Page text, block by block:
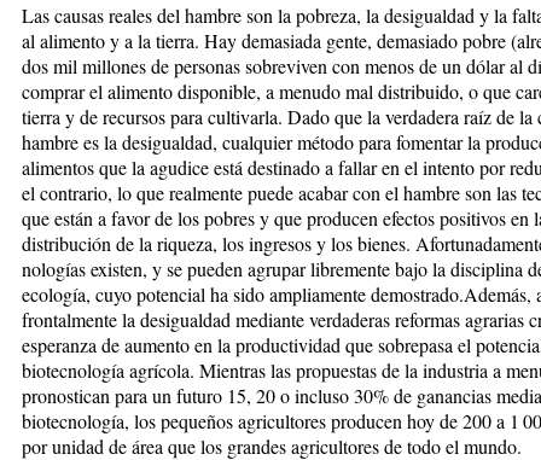
Las causas reales del hambre son la pobreza, la desigualdad y la
al alimento y a la tierra. Hay de­masiada gente, demasiado pobre
dos mil millones de per­­so­nas sobreviven con menos de un dó­lar al
comprar el alimento dis­ponible, a menudo mal distribuido, o que
tierra y de recursos pa­ra cultivarla. Dado que la verdadera raíz de la
hambre es la desi­gual­dad, cualquier método para fo­men­tar la
alimentos que la agu­dice está destinado a fallar en el in­ten­to por
el con­trario, lo que realmente pue­de acabar con el hambre son las
que están a favor de los pobres y que produ­cen efectos positivos en
distribución de la riqueza, los in­gre­sos y los bienes.
no­logías existen, y se pueden agrupar li­bre­men­te bajo la disciplina
eco­logía, cuyo potencial ha sido ampliamente demostrado.Además,
frontalmente la des­igualdad mediante verdaderas reformas agrarias
esperanza de au­men­to en la productividad que sobrepasa el
biotecnología agrícola. Mientras las propuestas de la industria a
pronostican para un futuro 15, 20 o incluso 30% de ganancias
biotecnología, los pequeños agricultores producen hoy de 200 a 1
por unidad de área que los gran­des agricultores de todo el mundo.